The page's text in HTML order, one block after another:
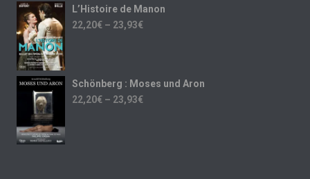
L’Histoire de Manon
22,20€ – 23,93€
Schönberg : Moses und Aron
22,20€ – 23,93€